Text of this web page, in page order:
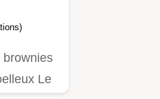
brownies
Le